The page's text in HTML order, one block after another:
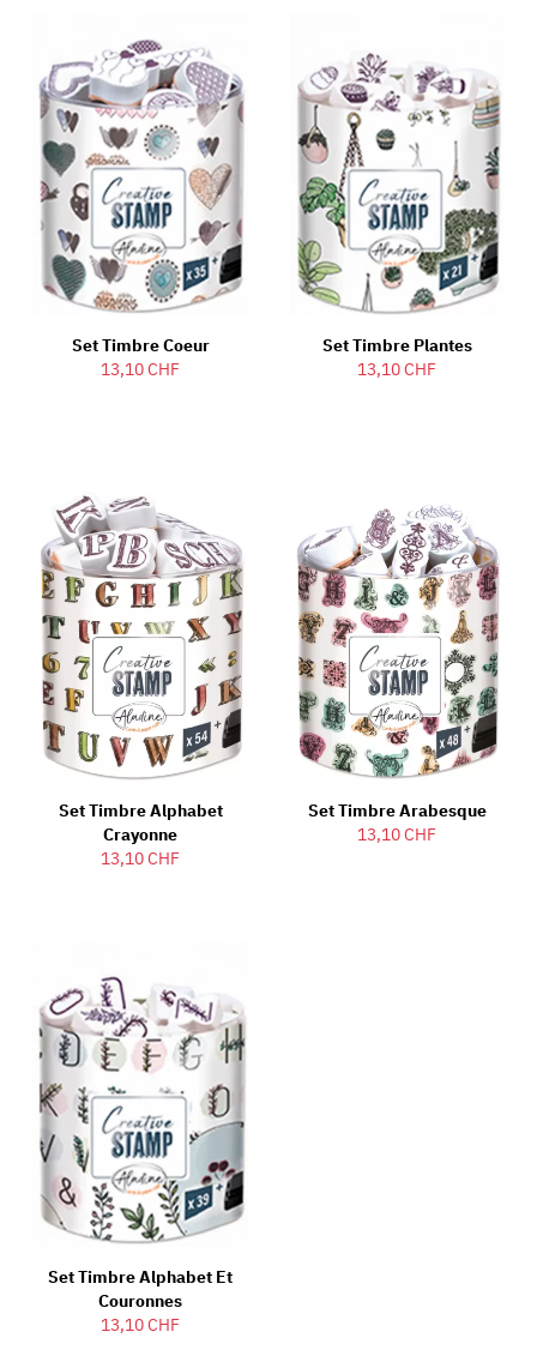
Set Timbre Coeur
13,10 CHF
Set Timbre Plantes
13,10 CHF
Set Timbre Alphabet
Crayonne
13,10 CHF
Set Timbre Arabesque
13,10 CHF
Set Timbre Alphabet Et
Couronnes
13,10 CHF